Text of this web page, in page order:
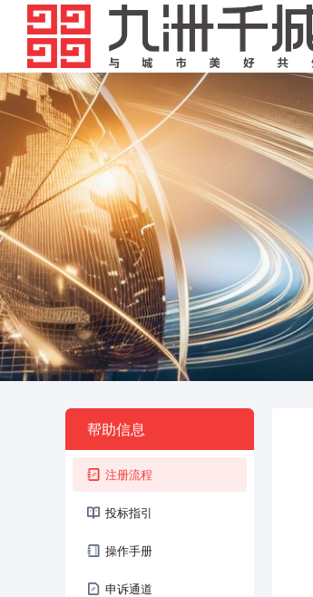
电签操作指南>>
帮助信息
注册流程
投标指引
操作手册
申诉通道